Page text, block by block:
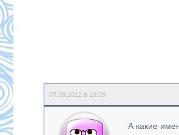
07.09.2012 в 19:39
А какие